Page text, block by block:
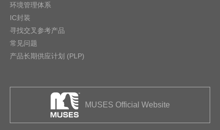
环境管理体系
IC封装
寻找交叉参考产品
常见问题
产品长期供应计划 (PLP)
MUSES Official Website